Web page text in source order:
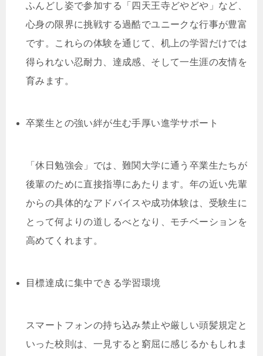
ふんどし姿で参加する「四天王寺どやどや」など、
心身の限界に挑戦する過酷でユニークな行事が豊富
です。これらの体験を通じて、机上の学習だけでは
得られない忍耐力、達成感、そして一生涯の友情を
育みます。
卒業生との強い絆が生む手厚い進学サポート
「休日勉強会」では、難関大学に通う卒業生たちが
後輩のために直接指導にあたります。年の近い先輩
からの具体的なアドバイスや成功体験は、受験生に
とって何よりの道しるべとなり、モチベーションを
高めてくれます。
目標達成に集中できる学習環境
スマートフォンの持ち込み禁止や厳しい頭髪規定と
いった校則は、一見すると窮屈に感じるかもしれま